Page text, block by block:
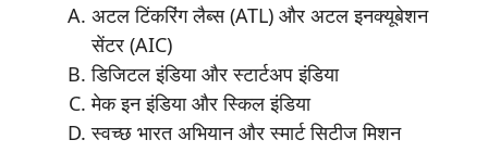
अटल टिंकरिंग लैब्स (ATL) और अटल इनक्यूबेशन
सेंटर (AIC)
डिजिटल इंडिया और स्टार्टअप इंडिया
मेक इन इंडिया और स्किल इंडिया
स्वच्छ भारत अभियान और स्मार्ट सिटीज मिशन